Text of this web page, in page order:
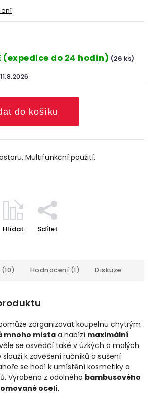
(expedice do 24 hodin) (26 ks)
11.8.2026
do košíku
Multifunkční použití.
Hlídat Sdílet
Hodnocení (1) Diskuze
zorganizovat koupelnu chytrým
mnoho místa a nabízí maximální
se osvědčí také v úzkých a malých
k zavěšení ručníků a sušení
se hodí k umístění kosmetiky a
Vyrobeno z odolného bambusového
oceli.